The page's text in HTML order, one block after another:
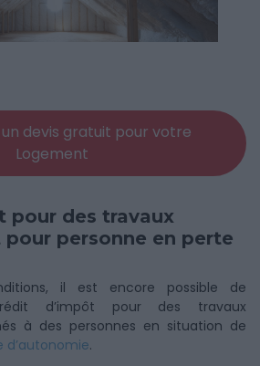
devis gratuit pour votre
Logement
pour des travaux
pour personne en perte
il est encore possible de
d’impôt pour des travaux
à des personnes en situation de
d’autonomie.